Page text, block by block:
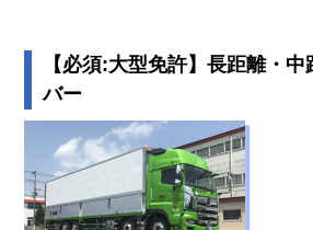
【必須:大型免許】長距離・
バー